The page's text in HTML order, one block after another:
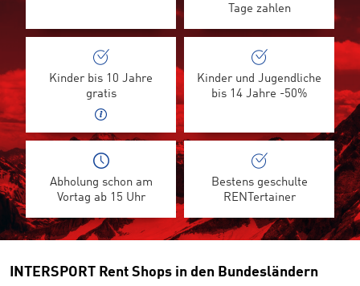
Tage zahlen
Kinder bis 10 Jahre
gratis
Kinder und Jugendliche
bis 14 Jahre -50%
Abholung schon am
Vortag ab 15 Uhr
Bestens geschulte
RENTertainer
INTERSPORT Rent Shops in den Bundesländern